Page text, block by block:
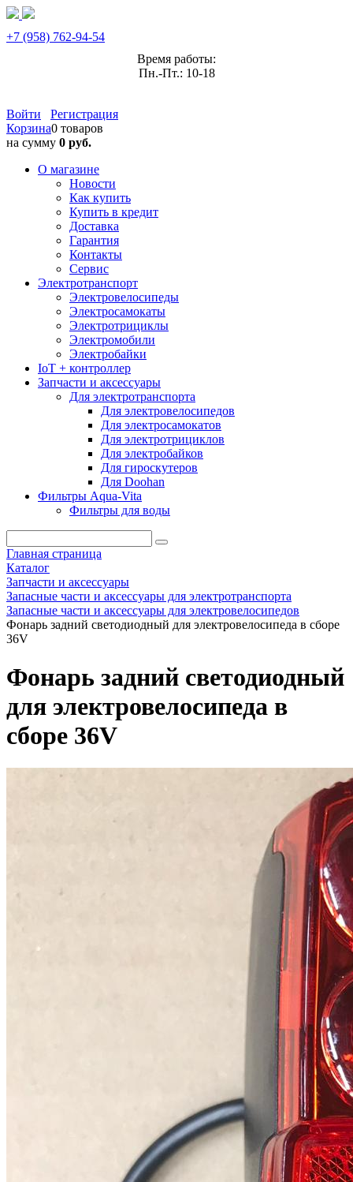
+7 (958) 762-94-54
Время работы:
Пн.-Пт.: 10-18
Войти
Регистрация
Корзина0 товаров
на сумму 0 руб.
О магазине
Новости
Как купить
Купить в кредит
Доставка
Гарантия
Контакты
Сервис
Электротранспорт
Электровелосипеды
Электросамокаты
Электротрициклы
Электромобили
Электробайки
IoT + контроллер
Запчасти и аксессуары
Для электротранспорта
Для электровелосипедов
Для электросамокатов
Для электротрициклов
Для электробайков
Для гироскутеров
Для Doohan
Фильтры Aqua-Vita
Фильтры для воды
Главная страница
Каталог
Запчасти и аксессуары
Запасные части и аксессуары для электротранспорта
Запасные части и аксессуары для электровелосипедов
Фонарь задний светодиодный для электровелосипеда в сборе
36V
Фонарь задний светодиодный
для электровелосипеда в
сборе 36V